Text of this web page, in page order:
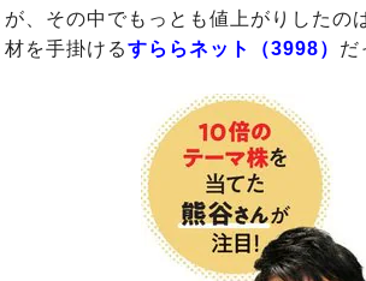
が、その中でもっとも値上がりしたの
材を手掛けるすららネット（3998） だ